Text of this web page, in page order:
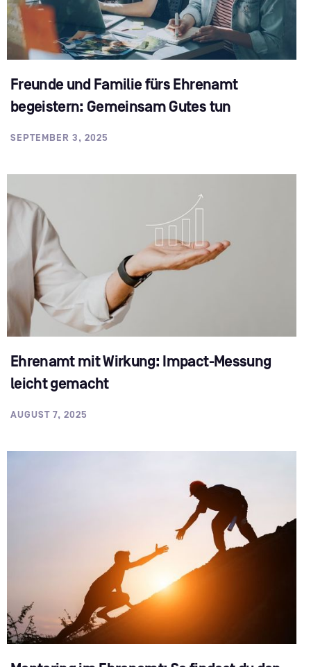
Freunde und Familie fürs Ehrenamt
begeistern: Gemeinsam Gutes tun
SEPTEMBER 3, 2025
Ehrenamt mit Wirkung: Impact-Messung
leicht gemacht
AUGUST 7, 2025